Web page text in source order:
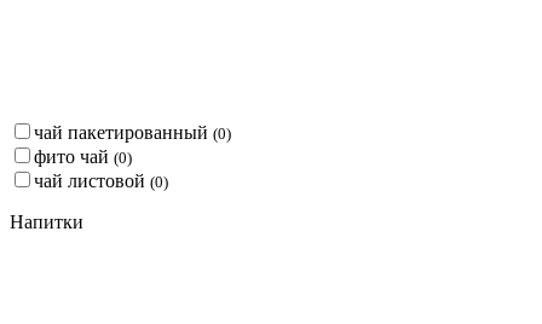
чай пакетированный (0)
фито чай (0)
чай листовой (0)
Напитки